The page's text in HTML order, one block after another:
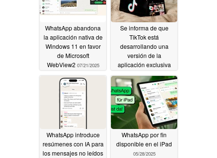
WhatsApp abandona
la aplicación nativa de
Windows 11 en favor
de Microsoft
WebView2 07/21/2025
Se informa de que
TikTok está
desarrollando una
versión de la
aplicación exclusiva
para EE.UU07/08/2025
WhatsApp introduce
resúmenes con IA para
los mensajes no leídos
WhatsApp por fin
disponible en el iPad
05/28/2025